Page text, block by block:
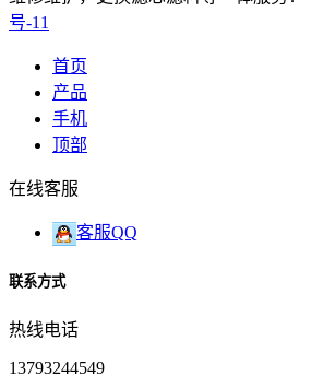
号-11
首页
产品
手机
顶部
在线客服
客服QQ
联系方式
热线电话
13793244549